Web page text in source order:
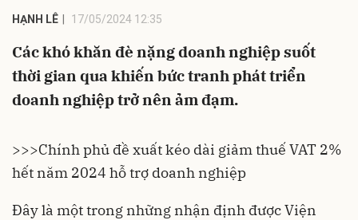
HẠNH LÊ 17/05/2024 12:35
Các khó khăn đè nặng doanh nghiệp suốt
thời gian qua khiến bức tranh phát triển
doanh nghiệp trở nên ảm đạm.
>>>Chính phủ đề xuất kéo dài giảm thuế VAT 2%
hết năm 2024 hỗ trợ doanh nghiệp
Đây là một trong những nhận định được Viện
Hủy